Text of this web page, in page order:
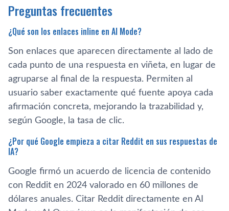
Preguntas frecuentes
¿Qué son los enlaces inline en AI Mode?
Son enlaces que aparecen directamente al lado de
cada punto de una respuesta en viñeta, en lugar de
agruparse al final de la respuesta. Permiten al
usuario saber exactamente qué fuente apoya cada
afirmación concreta, mejorando la trazabilidad y,
según Google, la tasa de clic.
¿Por qué Google empieza a citar Reddit en sus respuestas de
IA?
Google firmó un acuerdo de licencia de contenido
con Reddit en 2024 valorado en 60 millones de
dólares anuales. Citar Reddit directamente en AI